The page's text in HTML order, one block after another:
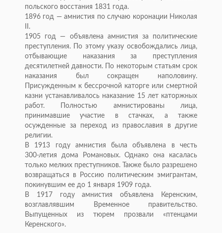
польского восстания 1831 года.
1896 год —амнистия по случаю коронации Николая
II.
1905 год
— объявлена амнистия за
политические
преступления. По этому указу освобождались лица,
отбывающие наказания за
преступления
десятилетней давности. По некоторым статьям срок
наказания был сокращен наполовину.
Присужденным к бессрочной каторге или смертной
казни устанавливалось наказание 15 лет каторжных
работ. Полностью амнистированы лица,
принимавшие участие в
стачках, а
также
осужденные за
переход из православия в
другие
религии.
В
1913 году амнистия была объявлена в
честь
300-летия дома Романовых. Однако она касалась
только мелких преступников. Также было разрешено
возвращаться в
Россию политическим эмигрантам,
покинувшим ее до 1 января 1909 года.
В
1917 году амнистия объявлена Керенским,
возглавлявшим Временное правительство.
Выпущенных из
тюрем прозвали «птенцами
Керенского».